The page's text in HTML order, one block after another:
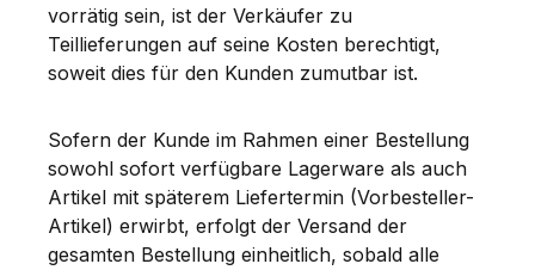
vorrätig sein, ist der Verkäufer zu
Teillieferungen auf seine Kosten berechtigt,
soweit dies für den Kunden zumutbar ist.
Sofern der Kunde im Rahmen einer Bestellung
sowohl sofort verfügbare Lagerware als auch
Artikel mit späterem Liefertermin (Vorbesteller-
Artikel) erwirbt, erfolgt der Versand der
gesamten Bestellung einheitlich, sobald alle